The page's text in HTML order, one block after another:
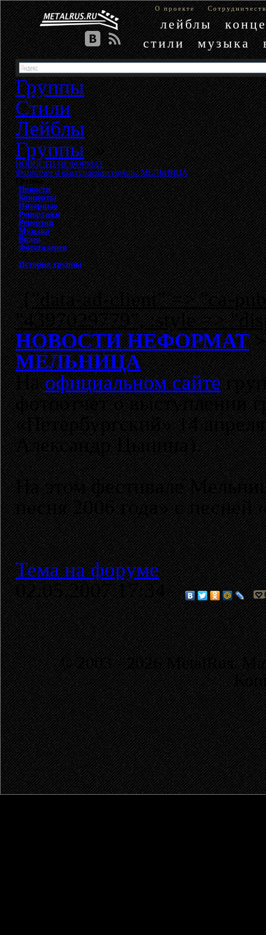
О проекте
лейблы
стили
музыка
Группы
Стили
Лейблы
Группы»
НОВОСТИ НЕФОРМАТ»
Фотоотчет о выступлении группы МЕЛЬНИЦА
Группа
Новости
Концерты
Интервью
Репортажи
Рецензии
Музыка
Видео
Фотогалерея
История группы
{"data-ad-client" => "ca-
"4397029779", :style =>
НОВОСТИ НЕФОРМАТ
МЕЛЬНИЦА
Наофициальном сайте
фотоотчет о выступлении
«Петербургский» 14
Александр Цыпина).
На этом фестивале
песня 2006 года» с песней
Тема на форуме
02.05.2007 17:34
© 2003 - 2026 MetalRus.